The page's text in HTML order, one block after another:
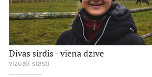
Divas sirdis - viena dzīve
vizuāli stāsti